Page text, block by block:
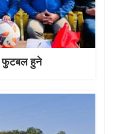
फुटबल हुने